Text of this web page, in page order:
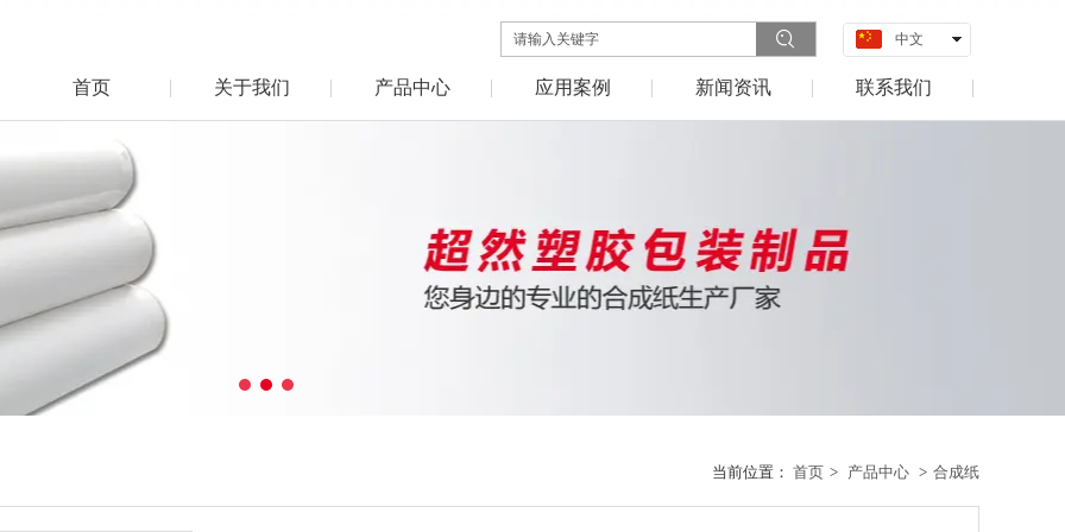
中文
首页 关于我们 产品中心 应用案例 新闻资讯 联系我们
当前位置： 首页 > 产品中心 > 合成纸